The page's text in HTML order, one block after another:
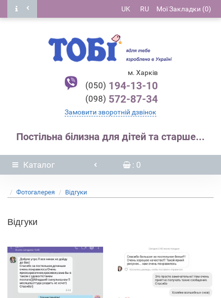
RU
UK Мої Закладки (0)
м. Харків
(050) 194-13-10
(098) 572-87-34
Замовити зворотній дзвінок
Постільна білизна для дітей та старше...
Каталог : 0
Фотогалерея Відгуки
Відгуки